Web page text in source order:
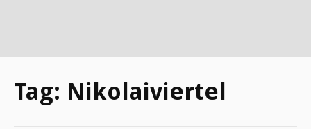
Tag: Nikolaiviertel